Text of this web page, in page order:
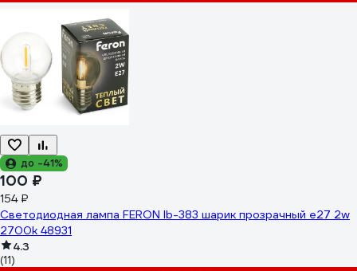
до -41%
100 ₽
154 ₽
Светодиодная лампа FERON lb-383 шарик прозрачный e27 2w
2700k 48931
4.3
(11)